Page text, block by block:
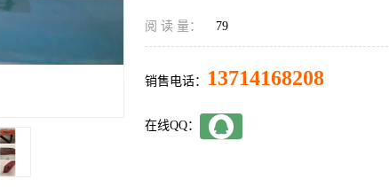
阅 读 量： 79
销售电话： 13714168208
在线QQ：